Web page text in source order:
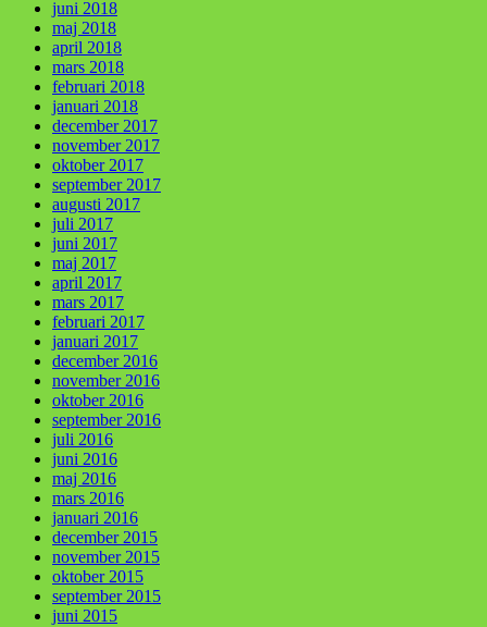
juni 2018
maj 2018
april 2018
mars 2018
februari 2018
januari 2018
december 2017
november 2017
oktober 2017
september 2017
augusti 2017
juli 2017
juni 2017
maj 2017
april 2017
mars 2017
februari 2017
januari 2017
december 2016
november 2016
oktober 2016
september 2016
juli 2016
juni 2016
maj 2016
mars 2016
januari 2016
december 2015
november 2015
oktober 2015
september 2015
juni 2015